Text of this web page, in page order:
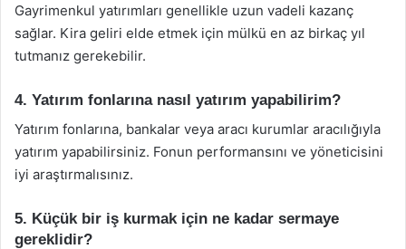
Gayrimenkul yatırımları genellikle uzun vadeli kazanç
sağlar. Kira geliri elde etmek için mülkü en az birkaç yıl
tutmanız gerekebilir.
4. Yatırım fonlarına nasıl yatırım yapabilirim?
Yatırım fonlarına, bankalar veya aracı kurumlar aracılığıyla
yatırım yapabilirsiniz. Fonun performansını ve yöneticisini
iyi araştırmalısınız.
5. Küçük bir iş kurmak için ne kadar sermaye
gereklidir?